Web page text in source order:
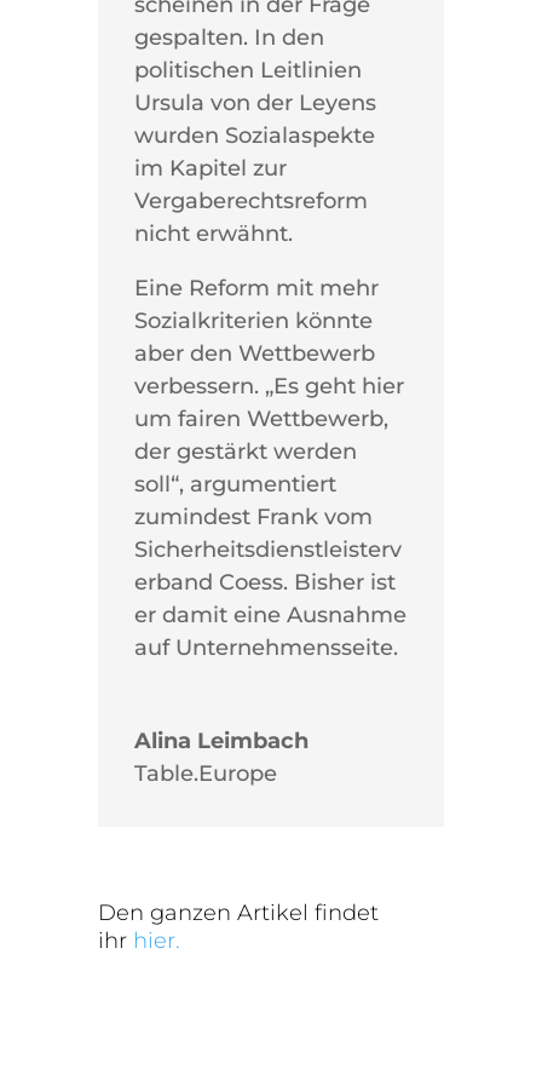
gespalten. In den
politischen Leitlinien
Ursula von der Leyens
wurden Sozialaspekte
im Kapitel zur
Vergaberechtsreform
nicht erwähnt.
Eine Reform mit mehr
Sozialkriterien könnte
aber den Wettbewerb
verbessern. „Es geht hier
um fairen Wettbewerb,
der gestärkt werden
soll“, argumentiert
zumindest Frank vom
Sicherheitsdienstleisterv
erband Coess. Bisher ist
er damit eine Ausnahme
auf Unternehmensseite.
Alina Leimbach
Table.Europe
Den ganzen Artikel findet
ihr hier.